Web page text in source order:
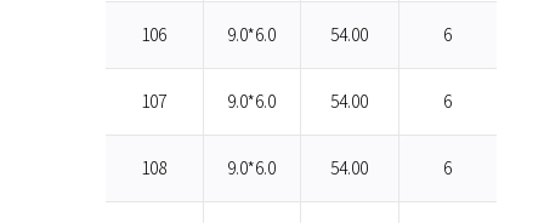
106 9.0*6.0 54.00 6
107 9.0*6.0 54.00 6
108 9.0*6.0 54.00 6